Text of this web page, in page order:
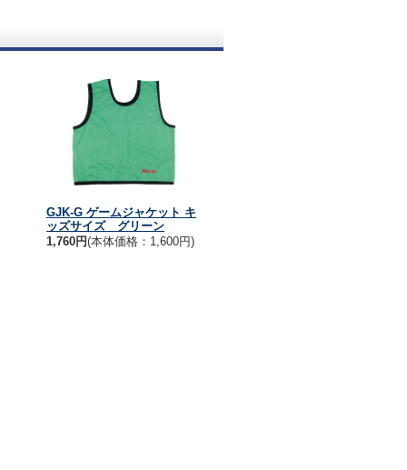
GJK-G ゲームジャケット キ
ッズサイズ グリーン
1,760円(本体価格：1,600円)